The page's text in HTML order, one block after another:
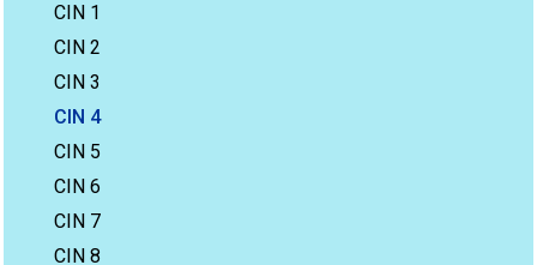
CIN 1
CIN 2
CIN 3
CIN 4
CIN 5
CIN 6
CIN 7
CIN 8